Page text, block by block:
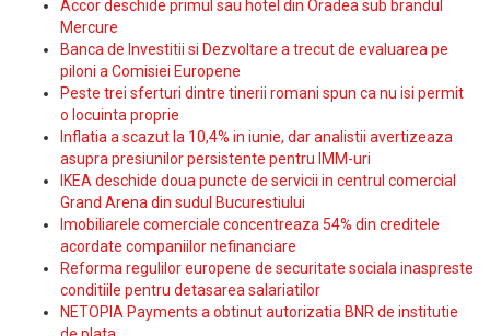
Accor deschide primul sau hotel din Oradea sub brandul
Mercure
Banca de Investitii si Dezvoltare a trecut de evaluarea pe
piloni a Comisiei Europene
Peste trei sferturi dintre tinerii romani spun ca nu isi permit
o locuinta proprie
Inflatia a scazut la 10,4% in iunie, dar analistii avertizeaza
asupra presiunilor persistente pentru IMM-uri
IKEA deschide doua puncte de servicii in centrul comercial
Grand Arena din sudul Bucurestiului
Imobiliarele comerciale concentreaza 54% din creditele
acordate companiilor nefinanciare
Reforma regulilor europene de securitate sociala inaspreste
conditiile pentru detasarea salariatilor
NETOPIA Payments a obtinut autorizatia BNR de institutie